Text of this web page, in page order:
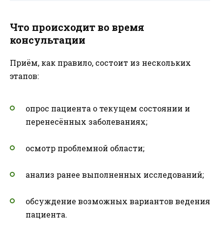
Что происходит во время
консультации
Приём, как правило, состоит из нескольких
этапов:
опрос пациента о текущем состоянии и
перенесённых заболеваниях;
осмотр проблемной области;
анализ ранее выполненных исследований;
обсуждение возможных вариантов ведения
пациента.